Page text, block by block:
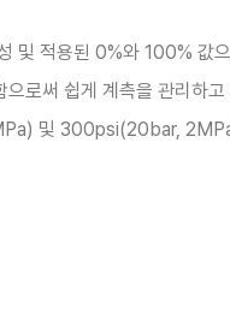
적용된 0%와 100% 값
써 쉽게 계측을 관리하
및 300psi(20bar,